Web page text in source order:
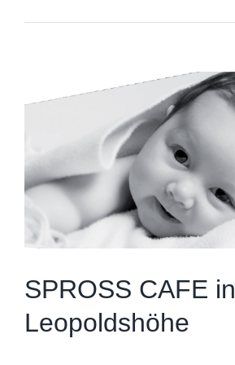
grösseres
SPROSS CAFE in
Leopoldshöhe